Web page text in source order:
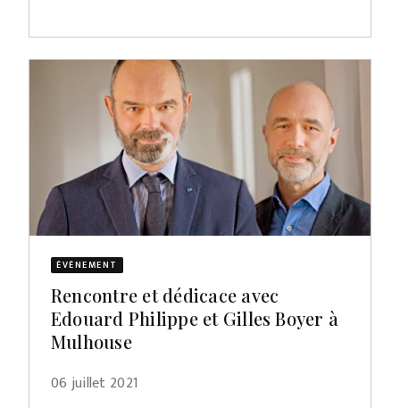
ÉVÈNEMENT
Rencontre et dédicace avec
Edouard Philippe et Gilles Boyer à
Mulhouse
06 juillet 2021